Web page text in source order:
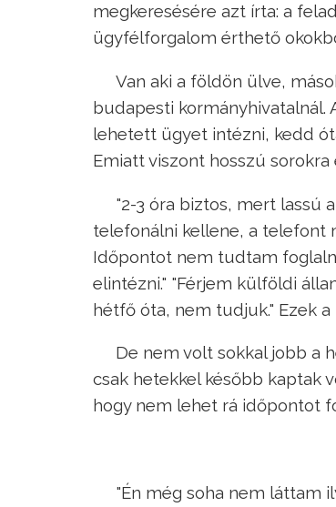
megkeresésére azt írta: a
ügyfélforgalom érthető
Van aki a földön ülve,
budapesti kormányhivatalnál.
lehetett ügyet intézni, kedd
Emiatt viszont hosszú
"2-3 óra biztos, mert lassú
telefonálni kellene, a telefont
Időpontot nem tudtam
elintézni." "Férjem külföldi
hétfő óta, nem tudjuk." Ezek
De nem volt sokkal jobb a
csak hetekkel később kaptak
hogy nem lehet rá időpontot
"Én még soha nem láttam